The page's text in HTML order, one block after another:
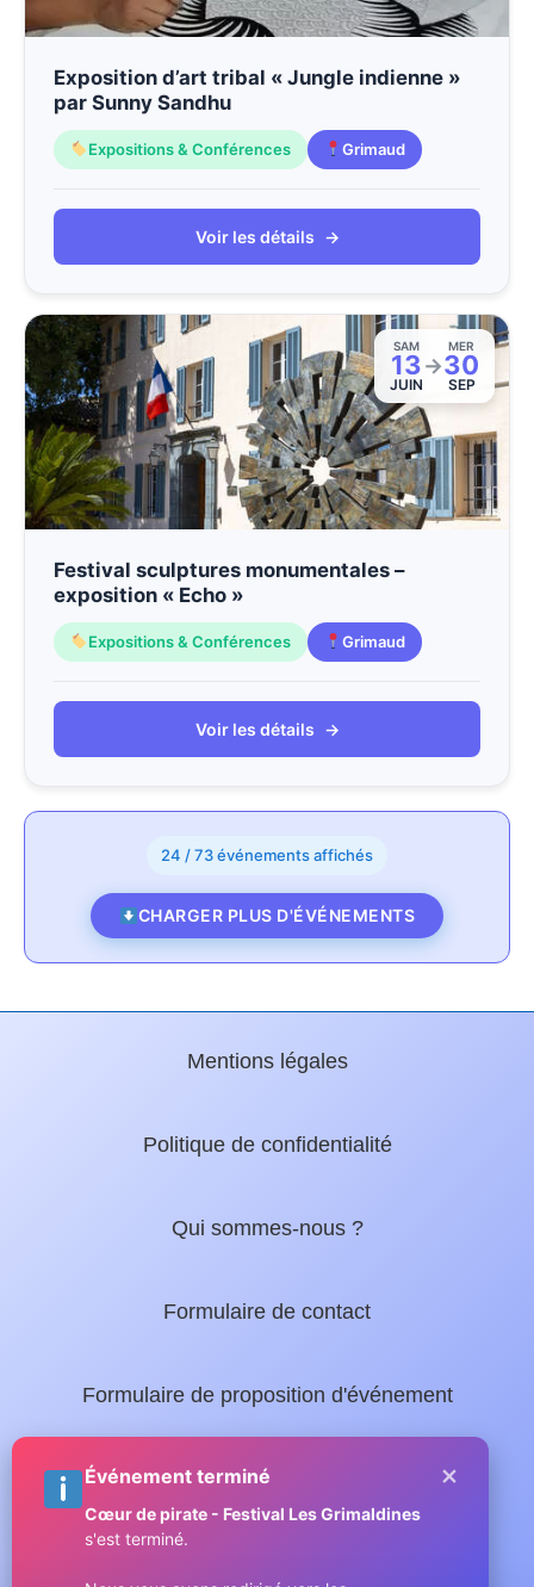
Exposition d’art tribal « Jungle indienne »
par Sunny Sandhu
Expositions & Conférences Grimaud
Voir les détails →
SAM
13
JUIN
→
MER
30
SEP
Festival sculptures monumentales –
exposition « Echo »
Expositions & Conférences Grimaud
Voir les détails →
24 / 73 événements affichés
CHARGER PLUS D'ÉVÉNEMENTS
Mentions légales
Politique de confidentialité
Qui sommes-nous ?
Formulaire de contact
Formulaire de proposition d'événement
Nos guides locaux :
Guide complet de Sainte-Maxime
Événement terminé
Cœur de pirate - Festival Les Grimaldines
s'est terminé.
×